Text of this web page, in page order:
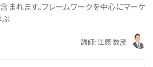
まれます。フレームワークを中心にマーケ
ぶ
講師: 江原 数彦